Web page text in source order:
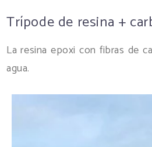
Trípode de resina +
La resina epoxi con fibras de
agua.